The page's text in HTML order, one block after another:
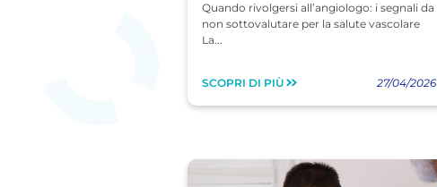
Quando rivolgersi all’angiologo: i segnali da
non sottovalutare per la salute vascolare
La...
SCOPRI DI PIÙ 27/04/2026